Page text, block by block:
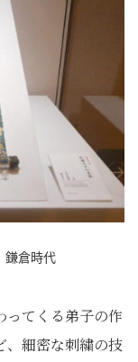
鎌倉時代
ってくる弟子の作
、細密な刺繍の技